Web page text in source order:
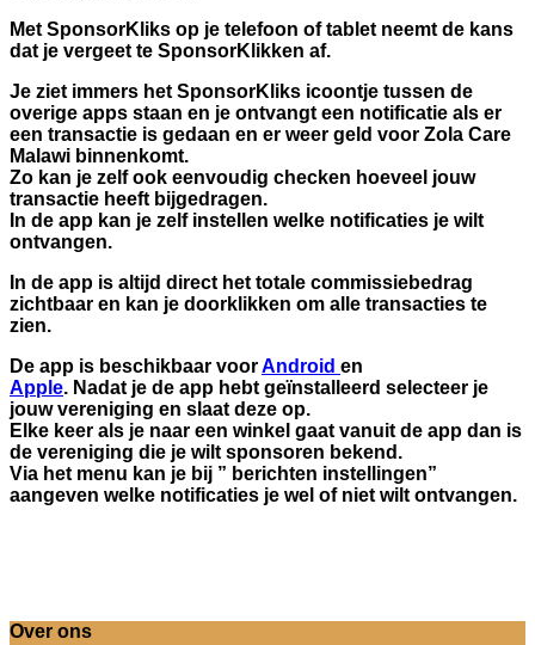
Met SponsorKliks op je telefoon of tablet neemt de kans
dat je vergeet te SponsorKlikken af.
Je ziet immers het SponsorKliks icoontje tussen de
overige apps staan en je ontvangt een notificatie als er
een transactie is gedaan en er weer geld voor Zola Care
Malawi binnenkomt.
Zo kan je zelf ook eenvoudig checken hoeveel jouw
transactie heeft bijgedragen.
In de app kan je zelf instellen welke notificaties je wilt
ontvangen.
In de app is altijd direct het totale commissiebedrag
zichtbaar en kan je doorklikken om alle transacties te
zien.
De app is beschikbaar voorAndroid en
Apple. Nadat je de app hebt geïnstalleerd selecteer je
jouw vereniging en slaat deze op.
Elke keer als je naar een winkel gaat vanuit de app dan is
de vereniging die je wilt sponsoren bekend.
Via het menu kan je bij ” berichten instellingen”
aangeven welke notificaties je wel of niet wilt ontvangen.
Over ons